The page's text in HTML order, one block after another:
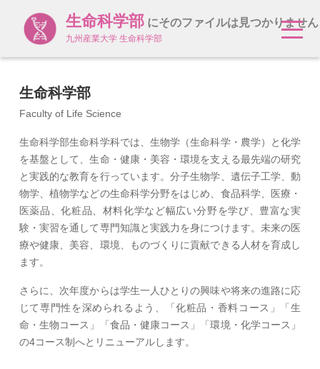
生命科学部 にそのファイルは見つかりません
九州産業大学 生命科学部
生命科学部
Faculty of Life Science
生命科学部生命科学科では、生物学（生命科学・農学）と化学
を基盤として、生命・健康・美容・環境を支える最先端の研究
と実践的な教育を行っています。分子生物学、遺伝子工学、動
物学、植物学などの生命科学分野をはじめ、食品科学、医療・
医薬品、化粧品、材料化学など幅広い分野を学び、豊富な実
験・実習を通して専門知識と実践力を身につけます。未来の医
療や健康、美容、環境、ものづくりに貢献できる人材を育成し
ます。
さらに、次年度からは学生一人ひとりの興味や将来の進路に応
じて専門性を深められるよう、「化粧品・香料コース」「生
命・生物コース」「食品・健康コース」「環境・化学コース」
の4コース制へとリニューアルします。